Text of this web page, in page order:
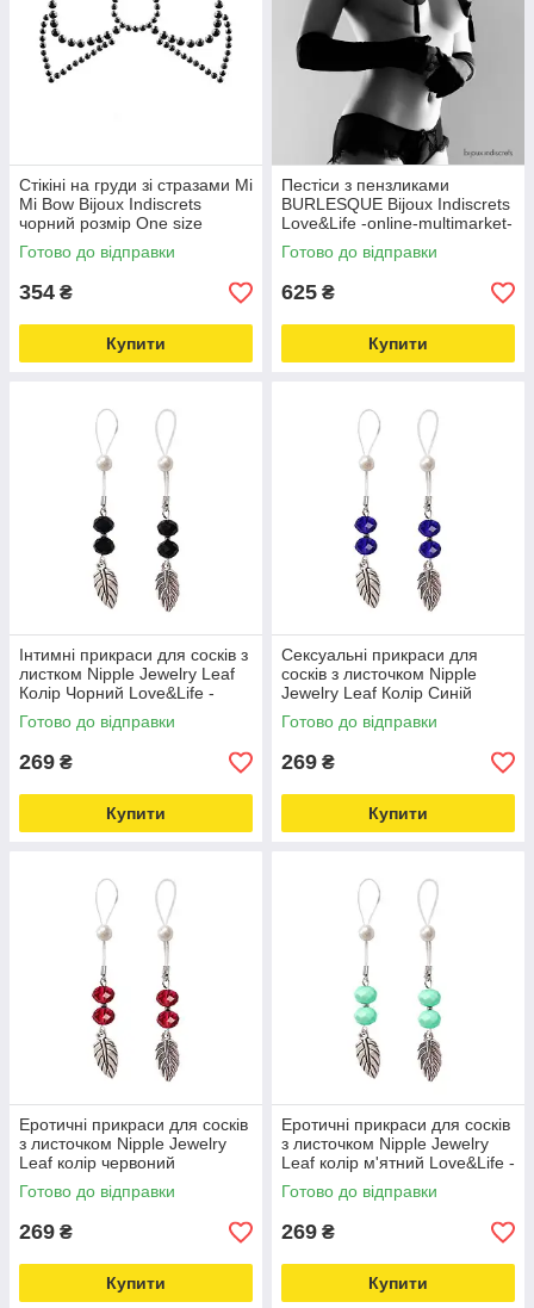
Стікіні на груди зі стразами Mi
Mi Bow Bijoux Indiscrets
чорний розмір One size
Love&Life -online-multimarket-
Готово до відправки
354 ₴
Купити
Пестіси з пензликами
BURLESQUE Bijoux Indiscrets
Love&Life -online-multimarket-
Готово до відправки
625 ₴
Купити
Інтимні прикраси для сосків з
листком Nipple Jewelry Leaf
Колір Чорний Love&Life -
online-multimarket-
Готово до відправки
269 ₴
Купити
Сексуальні прикраси для
сосків з листочком Nipple
Jewelry Leaf Колір Синій
Love&Life -online-multimarket-
Готово до відправки
269 ₴
Купити
Еротичні прикраси для сосків
з листочком Nipple Jewelry
Leaf колір червоний
Love&Life -online-multimarket-
Готово до відправки
269 ₴
Купити
Еротичні прикраси для сосків
з листочком Nipple Jewelry
Leaf колір м'ятний Love&Life -
online-multimarket-
Готово до відправки
269 ₴
Купити